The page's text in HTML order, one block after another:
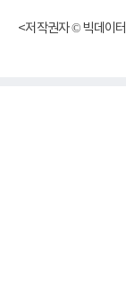
<저작권자 © 빅데이